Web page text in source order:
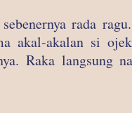
rada
akal-akalan si
Raka langsung